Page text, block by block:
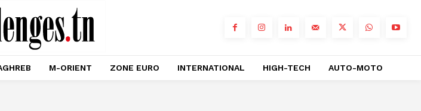
M-ORIENT ZONE EURO INTERNATIONAL HIGH-TECH AUTO-MOTO